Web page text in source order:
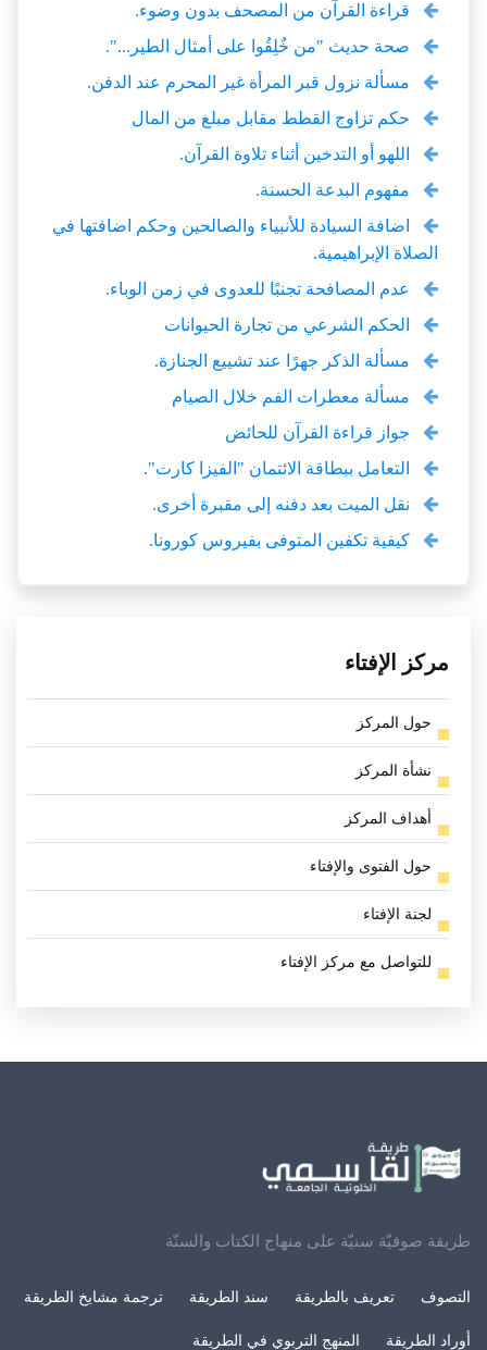
قراءة القرآن من المصحف بدون وضوء.
صحة حديث "من خٌلِقُوا على أمثال الطير...".
مسألة نزول قبر المرأة غير المحرم عند الدفن.
حكم تزاوج القطط مقابل مبلغ من المال
اللهو أو التدخين أثناء تلاوة القرآن.
مفهوم البدعة الحسنة.
اضافة السيادة للأنبياء والصالحين وحكم اضافتها في
الصلاة الإبراهيمية.
عدم المصافحة تجنبًا للعدوى في زمن الوباء.
الحكم الشرعي من تجارة الحيوانات
مسألة الذكر جهرًا عند تشييع الجنازة.
مسألة معطرات الفم خلال الصيام
جواز قراءة القرآن للحائض
التعامل ببطاقة الائتمان "الفيزا كارت".
نقل الميت بعد دفنه إلى مقبرة أخرى.
كيفية تكفين المتوفى بفيروس كورونا.
مركز الإفتاء
حول المركز
نشأة المركز
أهداف المركز
حول الفتوى والإفتاء
لجنة الإفتاء
للتواصل مع مركز الإفتاء
طريقة صوفيّة سنيّة على منهاج الكتاب والسنّة
التصوف تعريف بالطريقة سند الطريقة ترجمة مشايخ الطريقة
أوراد الطريقة المنهج التربوي في الطريقة